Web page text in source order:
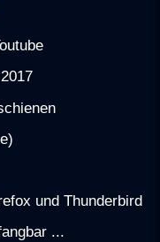
und Thunderbird
...